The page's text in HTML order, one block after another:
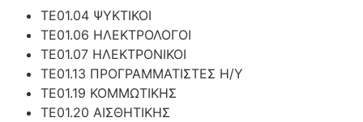
ΤΕ01.04 ΨΥΚΤΙΚΟΙ
ΤΕ01.06 ΗΛΕΚΤΡΟΛΟΓΟΙ
ΤΕ01.07 ΗΛΕΚΤΡΟΝΙΚΟΙ
ΤΕ01.13 ΠΡΟΓΡΑΜΜΑΤΙΣΤΕΣ Η/Υ
ΤΕ01.19 ΚΟΜΜΩΤΙΚΗΣ
ΤΕ01.20 ΑΙΣΘΗΤΙΚΗΣ